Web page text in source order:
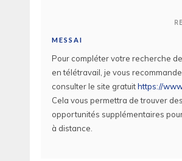
MESSAI
Pour compléter votre recherche
en télétravail, je vous
consulter le site gratuithttps://
Cela vous permettra de trouver des
opportunités supplémentaires
à distance.